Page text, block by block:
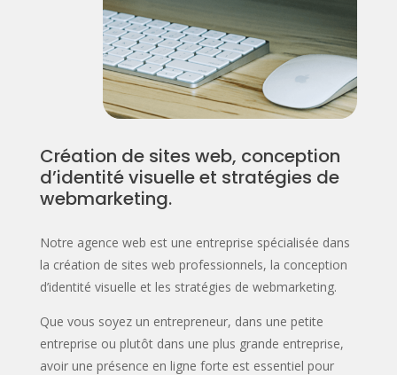
Création de sites web, conception
d’identité visuelle et stratégies de
webmarketing.
Notre agence web est une entreprise spécialisée dans
la création de sites web professionnels, la conception
d’identité visuelle et les stratégies de webmarketing.
Que vous soyez un entrepreneur, dans une petite
entreprise ou plutôt dans une plus grande entreprise,
avoir une présence en ligne forte est essentiel pour